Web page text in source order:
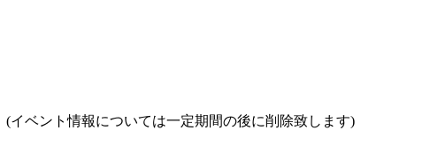
(イベント情報については一定期間の後に削除致します)